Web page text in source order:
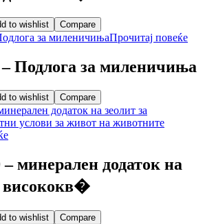
to wishlist Compare
Прочитај повеќе
Подлога за миленичиња
to wishlist Compare
минерален додаток на
висококв�
to wishlist Compare